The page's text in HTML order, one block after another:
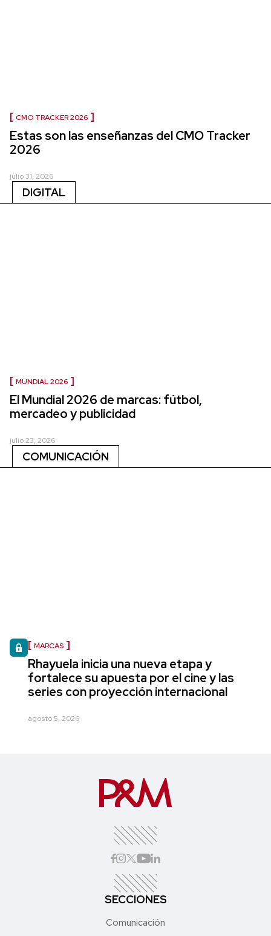
CMO TRACKER 2026
Estas son las enseñanzas del CMO Tracker
2026
julio 31, 2026
DIGITAL
MUNDIAL 2026
El Mundial 2026 de marcas: fútbol,
mercadeo y publicidad
julio 23, 2026
COMUNICACIÓN
MARCAS
Rhayuela inicia una nueva etapa y
fortalece su apuesta por el cine y las
series con proyección internacional
agosto 5, 2026
SECCIONES
Comunicación